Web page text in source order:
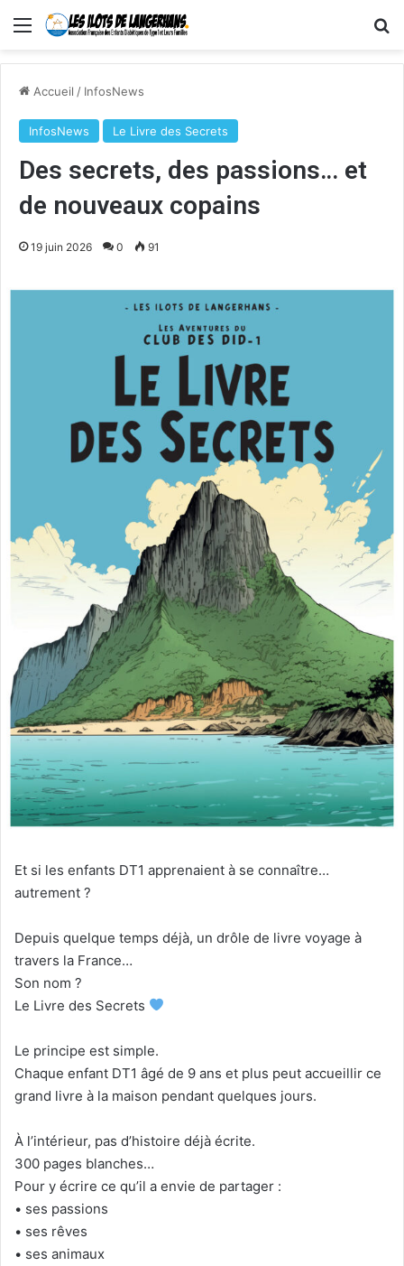
Menu
Accueil / InfosNews
InfosNews Le Livre des Secrets
Des secrets, des passions… et
de nouveaux copains
19 juin 2026 0 91
Et si les enfants DT1 apprenaient à se connaître…
autrement ?
Depuis quelque temps déjà, un drôle de livre voyage à
travers la France…
Son nom ?
Le Livre des Secrets
Le principe est simple.
Chaque enfant DT1 âgé de 9 ans et plus peut accueillir ce
grand livre à la maison pendant quelques jours.
À l’intérieur, pas d’histoire déjà écrite.
300 pages blanches…
Pour y écrire ce qu’il a envie de partager :
• ses passions
• ses rêves
• ses animaux